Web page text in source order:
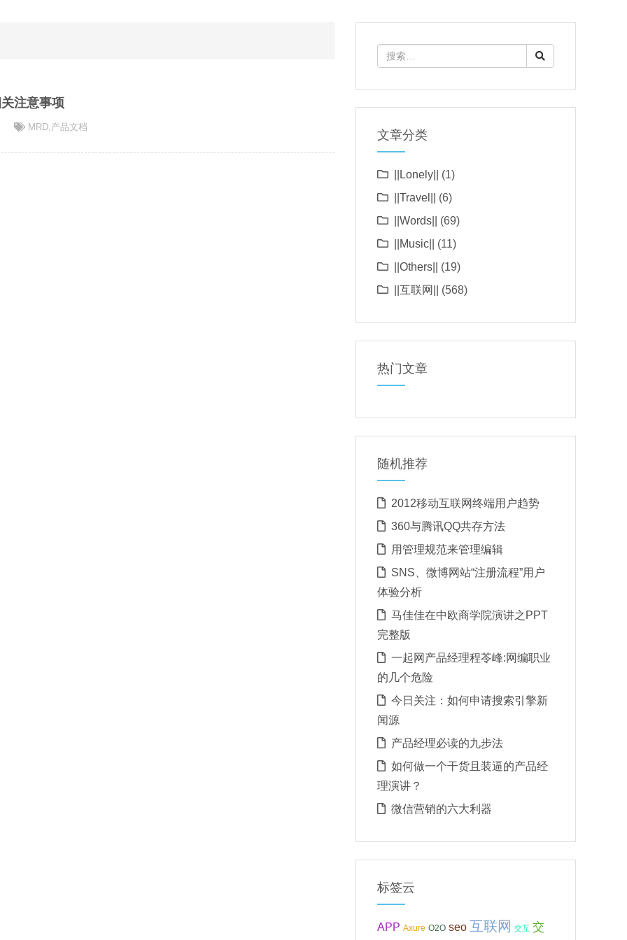
注意事项
MRD,产品文档
文章分类
||Lonely||
(1)
||Travel||
(6)
||Words||
(69)
||Music||
(11)
||Others||
(19)
||互联网||
(568)
热门文章
随机推荐
2012移动互联网终端用户趋势
360与腾讯QQ共存方法
用管理规范来管理编辑
SNS、微博网站“注册流程”用户
体验分析
马佳佳在中欧商学院演讲之PPT
完整版
一起网产品经理程苓峰:网编职业
的几个危险
今日关注：如何申请搜索引擎新
闻源
产品经理必读的九步法
如何做一个干货且装逼的产品经
理演讲？
微信营销的六大利器
标签云
APP Axure O2O seo 互联网 交互 交